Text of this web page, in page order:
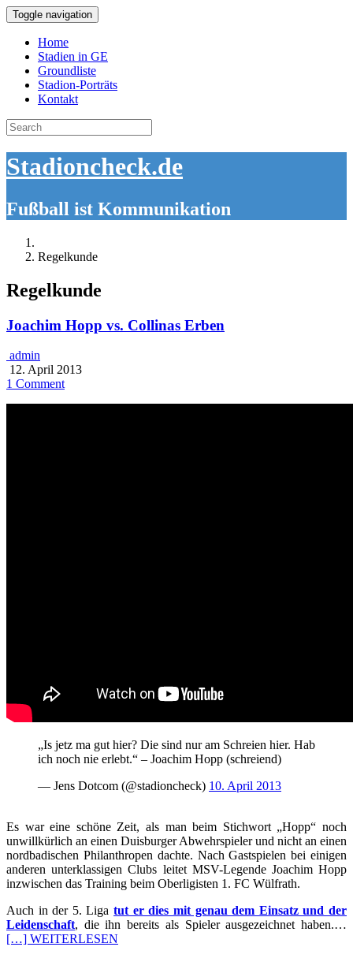
Toggle navigation
Home
Stadien in GE
Groundliste
Stadion-Porträts
Kontakt
Search
for:
Stadioncheck.de
Fußball ist Kommunikation
Regelkunde
Regelkunde
Joachim Hopp vs. Collinas Erben
admin
12. April 2013
1 Comment
„Is jetz ma gut hier? Die sind nur am Schreien hier. Hab
ich noch nie erlebt.“ – Joachim Hopp (schreiend)
— Jens Dotcom (@stadioncheck) 10. April 2013
Es war eine schöne Zeit, als man beim Stichwort „Hopp“ noch
unwillkürlich an einen Duisburger Abwehrspieler und nicht an einen
nordbadischen Philanthropen dachte. Nach Gastspielen bei einigen
anderen unterklassigen Clubs leitet MSV-Legende Joachim Hopp
inzwischen das Training beim Oberligisten 1. FC Wülfrath.
Auch in der 5. Ligatut er dies mit genau dem Einsatz und der
Leidenschaft, die ihn bereits als Spieler ausgezeichnet haben.…
[…] WEITERLESEN